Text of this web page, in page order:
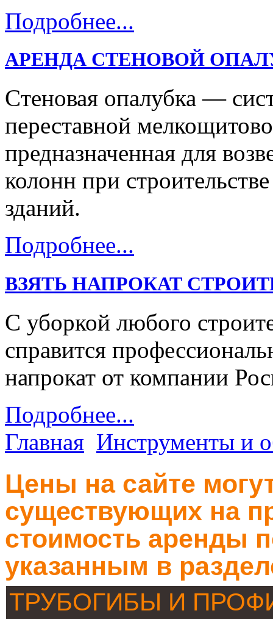
Подробнее...
АРЕНДА СТЕНОВОЙ
Cтеновая опалубка —
переставной
предназначенная для
колонн при
зданий.
Подробнее...
ВЗЯТЬ НАПРОКАТ
С уборкой любого
справится
напрокат от компании
Подробнее...
Главная Инструменты и
Цены на сайте
существующих на
стоимость аренды
указанным в
ТРУБОГИБЫ И